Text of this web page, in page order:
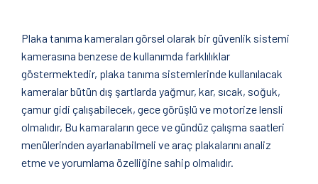
Plaka tanıma kameraları görsel olarak bir güvenlik sistemi
kamerasına benzese de kullanımda farklılıklar
göstermektedir, plaka tanıma sistemlerinde kullanılacak
kameralar bütün dış şartlarda yağmur, kar, sıcak, soğuk,
çamur gidi çalışabilecek, gece görüşlü ve motorize lensli
olmalıdır, Bu kamaraların gece ve gündüz çalışma saatleri
menülerinden ayarlanabilmeli ve araç plakalarını analiz
etme ve yorumlama özelliğine sahip olmalıdır.